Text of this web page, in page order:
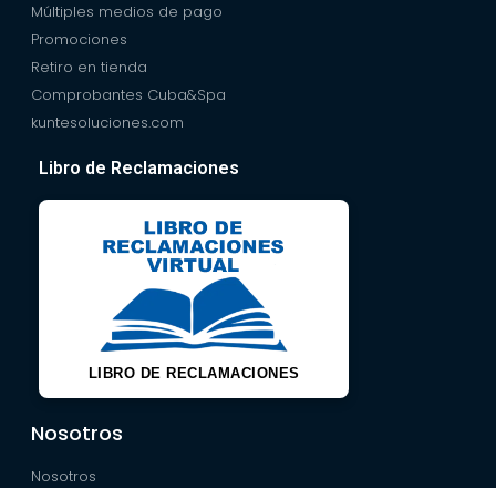
Múltiples medios de pago
Promociones
Retiro en tienda
Comprobantes Cuba&Spa
kuntesoluciones.com
Libro de Reclamaciones
LIBRO DE RECLAMACIONES
Nosotros
Nosotros